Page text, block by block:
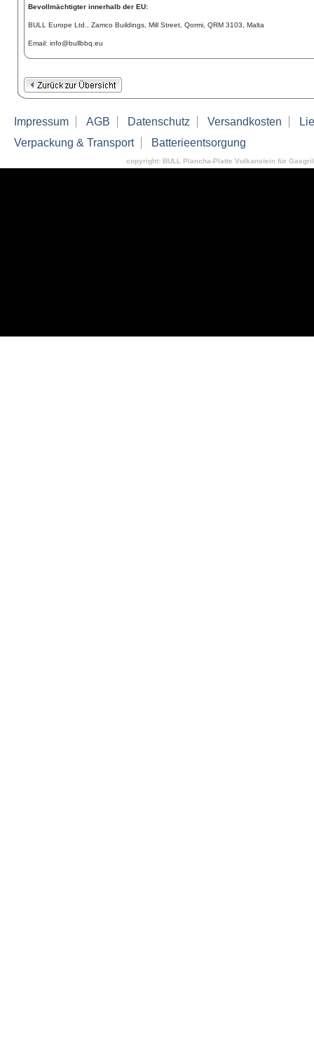
Bevollmächtigter innerhalb der EU:
BULL Europe Ltd., Zamco Buildings, Mill Street, Qormi, QRM 3103, Malta
Email: info@bullbbq.eu
Impressum AGB Datenschutz Versandkosten
Verpackung & Transport
Batterieentsorgung
copyright: BULL Plancha-Platte Vulkanstein für